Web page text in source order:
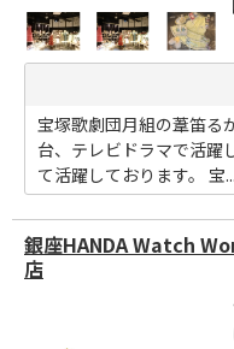
宝塚歌劇団月組の葦笛る
台、テレビドラマで活躍
て活躍しております。 宝...
銀座HANDA Watch
店